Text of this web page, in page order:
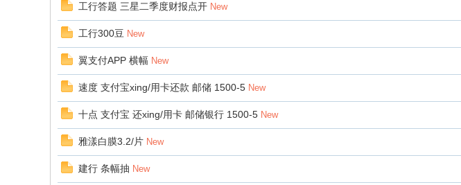
工行答题 三星二季度财报点开 New
工行300豆 New
翼支付APP 横幅 New
速度 支付宝xing/用卡还款 邮储 1500-5 New
十点 支付宝 还xing/用卡 邮储银行 1500-5 New
雅漾白膜3.2/片 New
建行 条幅抽 New